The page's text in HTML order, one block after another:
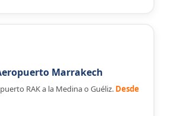
Marrakech
RAK a la Medina o Guéliz. Desde